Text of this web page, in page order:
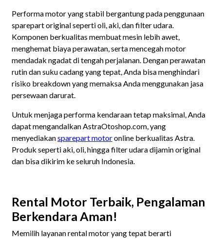
Performa motor yang stabil bergantung pada penggunaan
sparepart original seperti oli, aki, dan filter udara.
Komponen berkualitas membuat mesin lebih awet,
menghemat biaya perawatan, serta mencegah motor
mendadak ngadat di tengah perjalanan. Dengan perawatan
rutin dan suku cadang yang tepat, Anda bisa menghindari
risiko breakdown yang memaksa Anda menggunakan jasa
persewaan darurat.
Untuk menjaga performa kendaraan tetap maksimal, Anda
dapat mengandalkan AstraOtoshop.com, yang
menyediakansparepart motoronline berkualitas Astra.
Produk seperti aki, oli, hingga filter udara dijamin original
dan bisa dikirim ke seluruh Indonesia.
Rental Motor Terbaik, Pengalaman
Berkendara Aman!
Memilih layanan rental motor yang tepat berarti